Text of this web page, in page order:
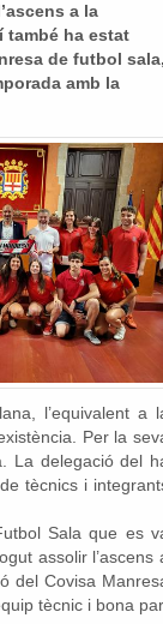
a la
també ha estat
de futbol
amb la
l’equivalent a
Per la
La delegació del
tècnics i
Sala que es
assolir l’ascens
del Covisa
tècnic i bona